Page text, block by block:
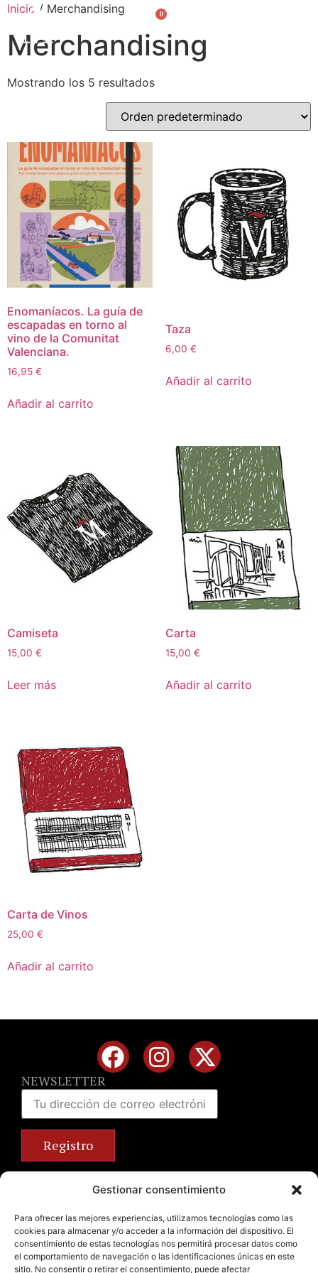
Gestionar consentimiento
Para ofrecer las mejores experiencias, utilizamos tecnologías como las
cookies para almacenar y/o acceder a la información del dispositivo. El
consentimiento de estas tecnologías nos permitirá procesar datos como
el comportamiento de navegación o las identificaciones únicas en este
sitio. No consentir o retirar el consentimiento, puede afectar
0
Inicio / Merchandising
Merchandising
Mostrando los 5 resultados
Enomaníacos. La guía de
escapadas en torno al
vino de la Comunitat
Valenciana.
16,95 €
Añadir al carrito
Taza
6,00 €
Añadir al carrito
Camiseta
15,00 €
Leer más
Carta
15,00 €
Añadir al carrito
Carta de Vinos
25,00 €
Añadir al carrito
NEWSLETTER
+34 963 672 314
info@emilianobodega.com
Parking gratuito